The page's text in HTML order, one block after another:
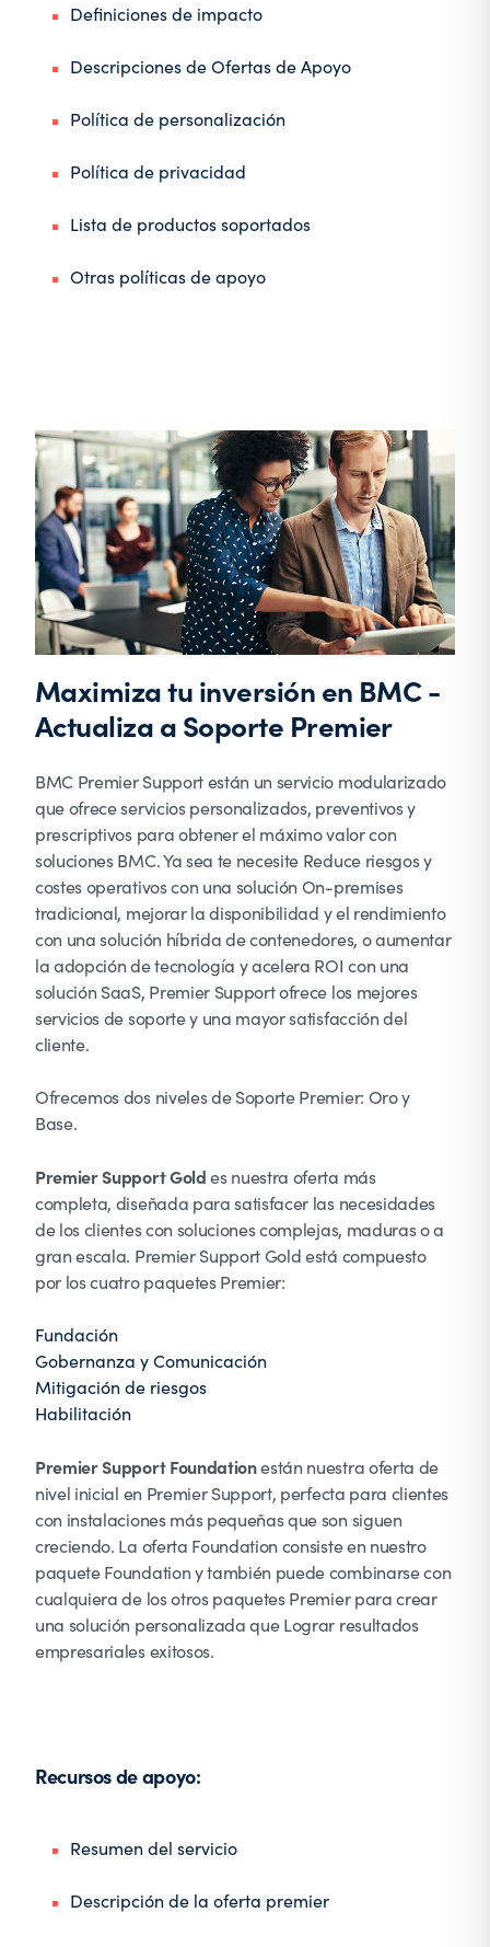
Definiciones de impacto
Descripciones de Ofertas de Apoyo
Política de personalización
Política de privacidad
Lista de productos soportados
Otras políticas de apoyo
Maximiza tu inversión en BMC -
Actualiza a Soporte Premier
BMC Premier Support están un servicio modularizado
que ofrece servicios personalizados, preventivos y
prescriptivos para obtener el máximo valor con
soluciones BMC. Ya sea te necesite Reduce riesgos y
costes operativos con una solución On-premises
tradicional, mejorar la disponibilidad y el rendimiento
con una solución híbrida de contenedores, o aumentar
la adopción de tecnología y acelera ROI con una
solución SaaS, Premier Support ofrece los mejores
servicios de soporte y una mayor satisfacción del
cliente.
Ofrecemos dos niveles de Soporte Premier: Oro y
Base.
Premier Support Goldes nuestra oferta más
completa, diseñada para satisfacer las necesidades
de los clientes con soluciones complejas, maduras o a
gran escala. Premier Support Gold está compuesto
por los cuatro paquetes Premier:
Fundación
Gobernanza y Comunicación
Mitigación de riesgos
Habilitación
Premier Support Foundationestán nuestra oferta de
nivel inicial en Premier Support, perfecta para clientes
con instalaciones más pequeñas que son siguen
creciendo. La oferta Foundation consiste en nuestro
paquete Foundation y también puede combinarse con
cualquiera de los otros paquetes Premier para crear
una solución personalizada que Lograr resultados
empresariales exitosos.
Recursos de apoyo:
Resumen del servicio
Descripción de la oferta premier